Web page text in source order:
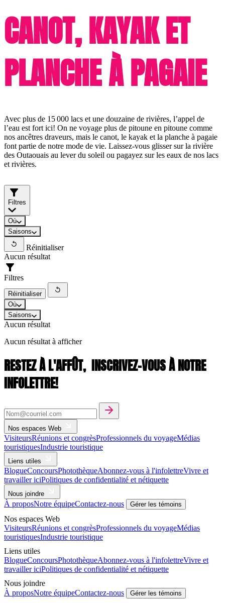
CANOT, KAYAK ET
PLANCHE À PAGAIE
Avec plus de 15 000 lacs et une douzaine de rivières, l’appel de
l’eau est fort ici! On ne voyage plus de pitoune en pitoune comme
nos ancêtres draveurs, mais le canot, le kayak et la planche à pagaie
font partie de notre mode de vie. Laissez-vous glisser sur la rivière
des Outaouais au lever du soleil ou pagayez sur les eaux de nos lacs
et rivières.
Filtres
Où
Saisons
Réinitialiser
Aucun résultat
Filtres
Réinitialiser
Où
Saisons
Aucun résultat
Aucun résultat à afficher
RESTEZ À L'AFFÛT, INSCRIVEZ-VOUS À NOTRE
INFOLETTRE!
Nos espaces Web
VisiteursRéunions et congrèsProfessionnels du voyageMédias
touristiquesIndustrie touristique
Liens utiles
BlogueConcoursPhotothèqueAbonnez-vous à l'infolettreVivre et
travailler iciPolitiques de confidentialité et nétiquette
Nous joindre
À proposNotre équipeContactez-nous Gérer les témoins
Nos espaces Web
VisiteursRéunions et congrèsProfessionnels du voyageMédias
touristiquesIndustrie touristique
Liens utiles
BlogueConcoursPhotothèqueAbonnez-vous à l'infolettreVivre et
travailler iciPolitiques de confidentialité et nétiquette
Nous joindre
À proposNotre équipeContactez-nous Gérer les témoins